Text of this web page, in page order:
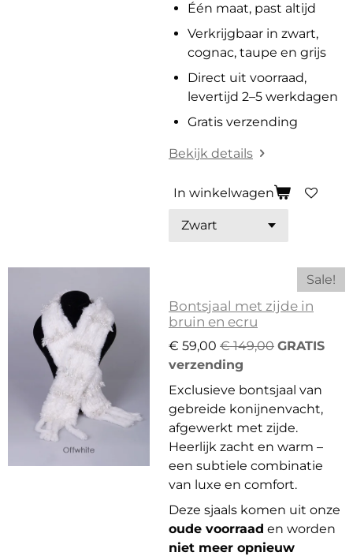
Één maat, past altijd
Verkrijgbaar in zwart,
cognac, taupe en grijs
Direct uit voorraad,
levertijd 2–5 werkdagen
Gratis verzending
Bekijk details
In winkelwagen
Sale!
Bontsjaal met zijde in
bruin en ecru
€ 59,00 € 149,00 GRATIS
verzending
Exclusieve bontsjaal van
gebreide konijnenvacht,
afgewerkt met zijde.
Heerlijk zacht en warm –
een subtiele combinatie
van luxe en comfort.
Deze sjaals komen uit onze
oude voorraad en worden
niet meer opnieuw